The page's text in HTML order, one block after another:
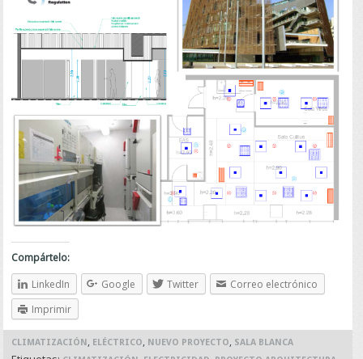
Compártelo:
LinkedIn
Google Twitter
Correo electrónico
Imprimir
CLIMATIZACIÓN , ELÉCTRICO, NUEVO PROYECTO, SALA BLANCA